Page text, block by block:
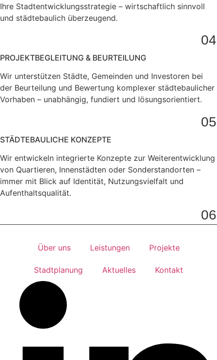
Ihre Stadtentwicklungsstrategie – wirtschaftlich sinnvoll
und städtebaulich überzeugend.
04
PROJEKTBEGLEITUNG & BEURTEILUNG
Wir unterstützen Städte, Gemeinden und Investoren bei
der Beurteilung und Bewertung komplexer städtebaulicher
Vorhaben – unabhängig, fundiert und lösungsorientiert.
05
STÄDTEBAULICHE KONZEPTE
Wir entwickeln integrierte Konzepte zur Weiterentwicklung
von Quartieren, Innenstädten oder Sonderstandorten –
immer mit Blick auf Identität, Nutzungsvielfalt und
Aufenthaltsqualität.
06
Über uns Leistungen Projekte
Stadtplanung Aktuelles Kontakt